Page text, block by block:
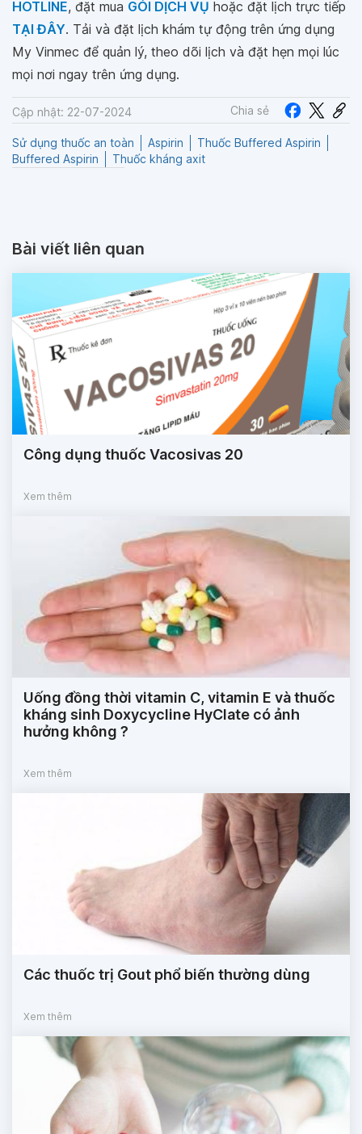
HOTLINE, đặt mua GÓI DỊCH VỤ hoặc đặt lịch trực tiếp
TẠI ĐÂY. Tải và đặt lịch khám tự động trên ứng dụng
My Vinmec để quản lý, theo dõi lịch và đặt hẹn mọi lúc
mọi nơi ngay trên ứng dụng.
Cập nhật: 22-07-2024 Chia sẻ
Sử dụng thuốc an toàn Aspirin
Thuốc Buffered Aspirin
Buffered Aspirin
Thuốc kháng axit
Bài viết liên quan
Công dụng thuốc Vacosivas 20
Xem thêm
Uống đồng thời vitamin C, vitamin E và thuốc
kháng sinh Doxycycline HyClate có ảnh
hưởng không ?
Xem thêm
Các thuốc trị Gout phổ biến thường dùng
Xem thêm